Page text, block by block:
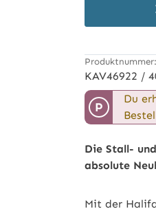
Produktnummer:
KAV46922 /
P
Du
Die Stall-
absolute
Mit der